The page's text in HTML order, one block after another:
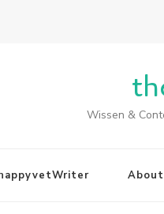
Wissen &
About